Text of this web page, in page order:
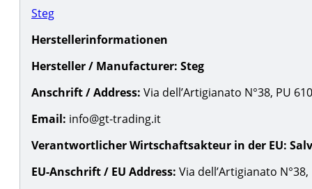
Steg
Herstellerinformationen
Hersteller / Manufacturer: Steg
Anschrift / Address: Via dell’Artigianato N°38, PU
Email: info@gt-trading.it
Verantwortlicher Wirtschaftsakteur in der EU:
EU-Anschrift / EU Address: Via dell’Artigianato